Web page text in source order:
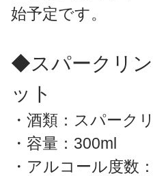
始予定です。
◆スパークリ
ット
・酒類：スパーク
・容量：300ml
・アルコール度